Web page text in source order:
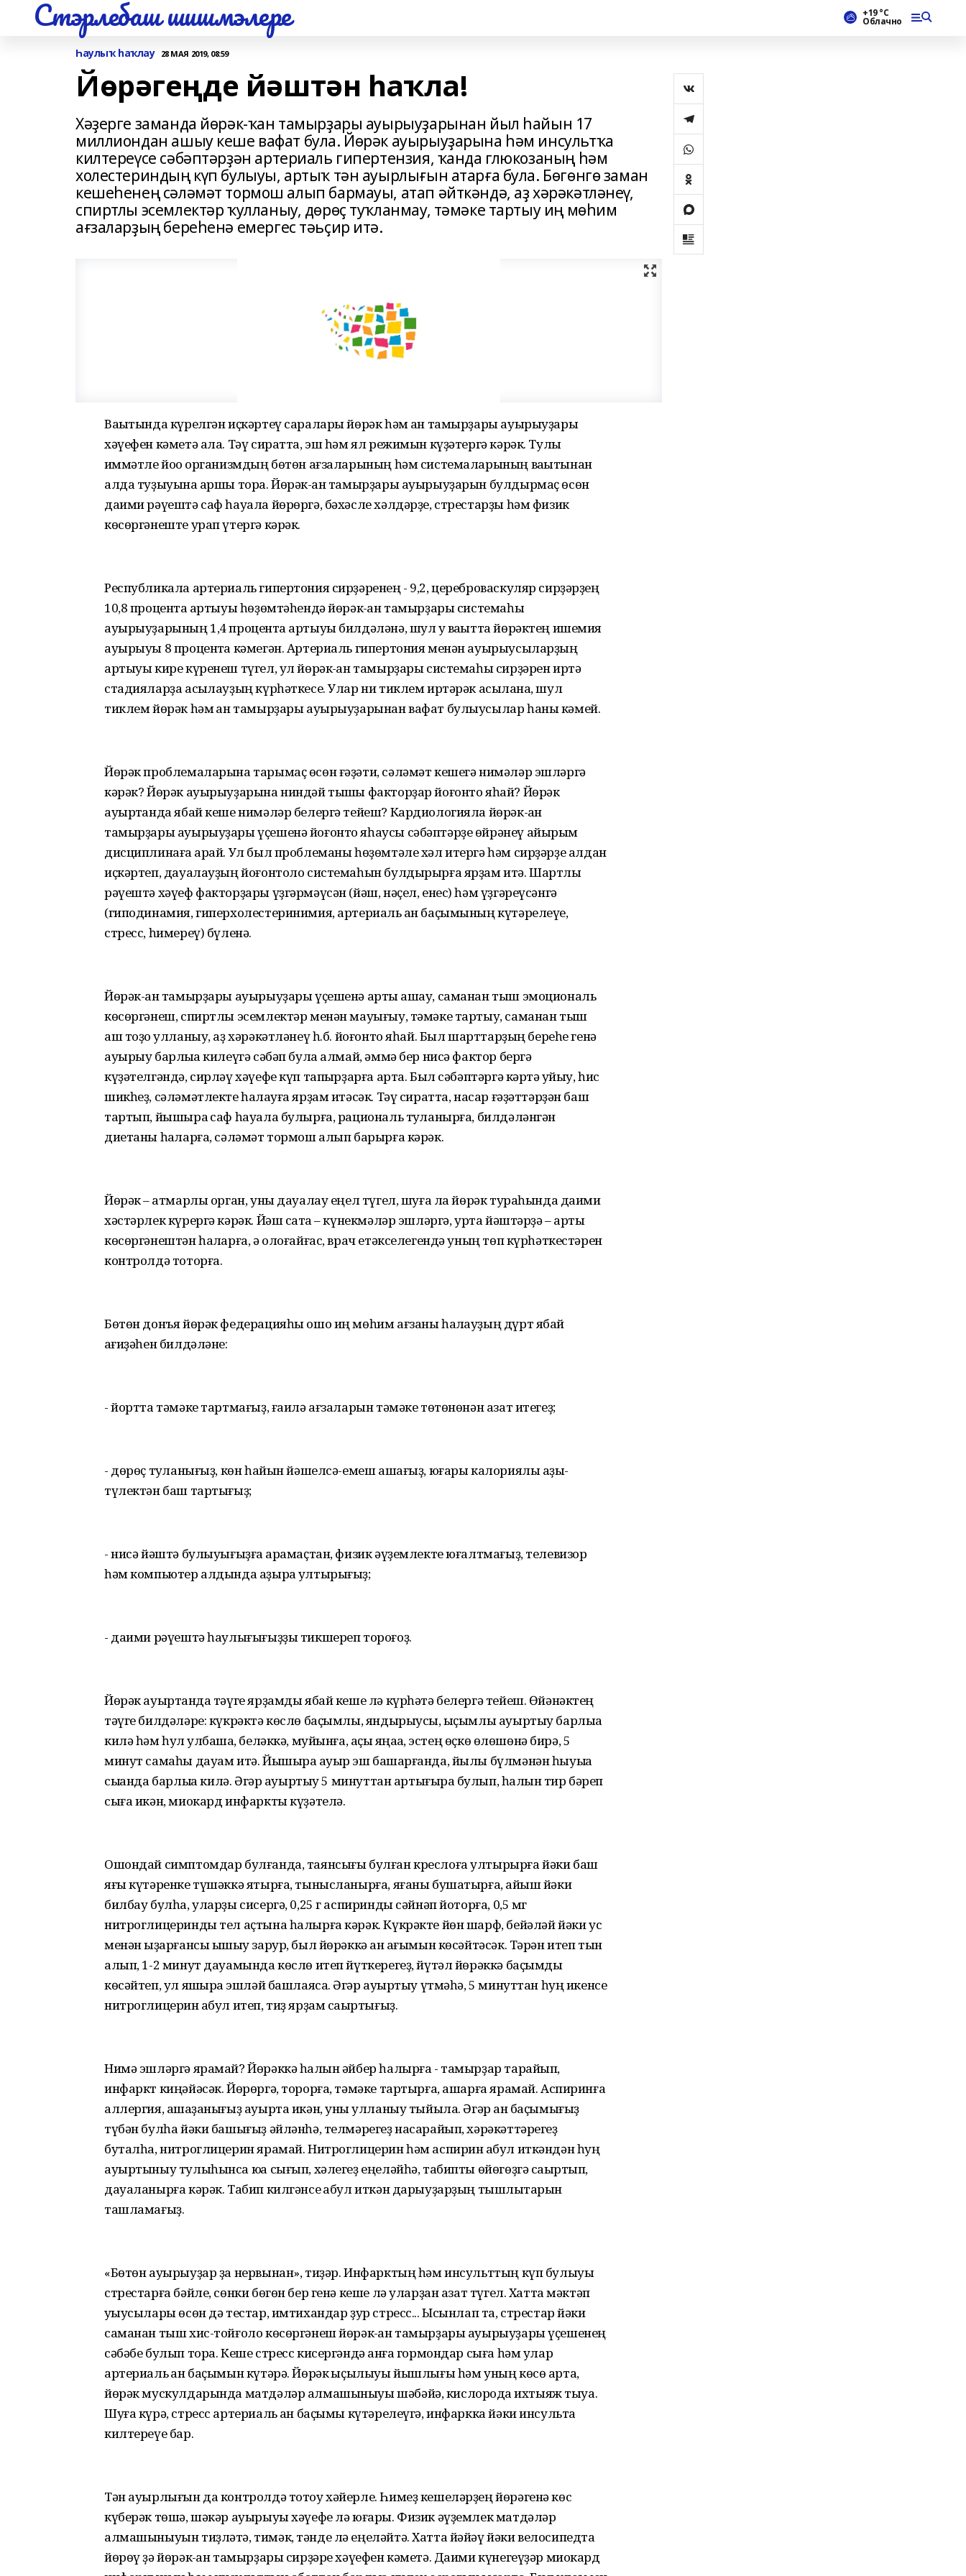
Стэрлебаш шишмэлере +19 °С
Облачно
Һаулыҡ һаҡлау 28 МАЯ 2019, 08:59
Йөрәгеңде йәштән һаҡла!
Хәҙерге заманда йөрәк-ҡан тамырҙары ауырыуҙарынан йыл һайын 17
миллиондан ашыу кеше вафат була. Йөрәк ауырыуҙарына һәм инсультҡа
килтереүсе сәбәптәрҙән артериаль гипертензия, ҡанда глюкозаның һәм
холестериндың күп булыуы, артыҡ тән ауырлығын атарға була. Бөгөнгө заман
кешеһенең сәләмәт тормош алып бармауы, атап әйткәндә, аҙ хәрәкәтләнеү,
спиртлы эсемлектәр ҡулланыу, дөрөҫ туҡланмау, тәмәке тартыу иң мөһим
ағзаларҙың береһенә емергес тәьҫир итә.
Ваҡытында күрелгән иҫкәртеү саралары йөрәк һәм ҡан тамырҙары ауырыуҙары
хәүефен кәметә ала. Тәү сиратта, эш һәм ял режимын күҙәтергә кәрәк. Тулы
ҡиммәтле йоҡо организмдың бөтөн ағзаларының һәм системаларының ваҡытынан
алда туҙыуына ҡаршы тора. Йөрәк-ҡан тамырҙары ауырыуҙарын булдырмаҫ өсөн
даими рәүештә саф һауала йөрөргә, бәхәсле хәлдәрҙе, стрестарҙы һәм физик
көсөргәнеште урап үтергә кәрәк.
Республикала артериаль гипертония сирҙәренең - 9,2, цереброваскуляр сирҙәрҙең
10,8 процентҡа артыуы һөҙөмтәһендә йөрәк-ҡан тамырҙары системаһы
ауырыуҙарының 1,4 процентҡа артыуы билдәләнә, шул уҡ ваҡытта йөрәктең ишемия
ауырыуы 8 процентҡа кәмегән. Артериаль гипертония менән ауырыусыларҙың
артыуы кире күренеш түгел, ул йөрәк-ҡан тамырҙары системаһы сирҙәрен иртә
стадияларҙа асыҡлауҙың күрһәткесе. Улар ни тиклем иртәрәк асыҡлана, шул
тиклем йөрәк һәм ҡан тамырҙары ауырыуҙарынан вафат булыусылар һаны кәмей.
Йөрәк проблемаларына тарымаҫ өсөн ғәҙәти, сәләмәт кешегә нимәләр эшләргә
кәрәк? Йөрәк ауырыуҙарына ниндәй тышҡы факторҙар йоғонто яһай? Йөрәк
ауыртҡанда ябай кеше нимәләр белергә тейеш? Кардиологияла йөрәк-ҡан
тамырҙары ауырыуҙары үҫешенә йоғонто яһаусы сәбәптәрҙе өйрәнеү айырым
дисциплинаға ҡарай. Ул был проблеманы һөҙөмтәле хәл итергә һәм сирҙәрҙе алдан
иҫкәртеп, дауалауҙың йоғонтоло системаһын булдырырға ярҙам итә. Шартлы
рәүештә хәүеф факторҙары үҙгәрмәүсән (йәш, нәҫел, енес) һәм үҙгәреүсәнгә
(гиподинамия, гиперхолестеринимия, артериаль ҡан баҫымының күтәрелеүе,
стресс, һимереү) бүленә.
Йөрәк-ҡан тамырҙары ауырыуҙары үҫешенә артыҡ ашау, саманан тыш эмоциональ
көсөргәнеш, спиртлы эсемлектәр менән мауығыу, тәмәке тартыу, саманан тыш
аш тоҙо ҡулланыу, аҙ хәрәкәтләнеү һ.б. йоғонто яһай. Был шарттарҙың береһе генә
ауырыу барлыҡҡа килеүгә сәбәп була алмай, әммә бер нисә фактор бергә
күҙәтелгәндә, сирләү хәүефе күп тапҡырҙарға арта. Был сәбәптәргә кәртә ҡуйыу, һис
шикһеҙ, сәләмәтлекте һаҡлауға ярҙам итәсәк. Тәү сиратта, насар ғәҙәттәрҙән баш
тартып, йышыраҡ саф һауала булырға, рациональ туҡланырға, билдәләнгән
диетаны һаҡларға, сәләмәт тормош алып барырға кәрәк.
Йөрәк – ҡатмарлы орган, уны дауалау еңел түгел, шуға ла йөрәк тураһында даими
хәстәрлек күрергә кәрәк. Йәш саҡта – күнекмәләр эшләргә, урта йәштәрҙә – артыҡ
көсөргәнештән һаҡларға, ә олоғайғас, врач етәкселегендә уның төп күрһәткестәрен
контролдә тоторға.
Бөтөн донъя йөрәк федерацияһы ошо иң мөһим ағзаны һаҡлауҙың дүрт ябай
ҡағиҙәһен билдәләне:
- йортта тәмәке тартмағыҙ, ғаилә ағзаларын тәмәке төтөнөнән азат итегеҙ;
- дөрөҫ туҡланығыҙ, көн һайын йәшелсә-емеш ашағыҙ, юғары калориялы аҙыҡ-
түлектән баш тартығыҙ;
- нисә йәштә булыуығыҙға ҡарамаҫтан, физик әүҙемлекте юғалтмағыҙ, телевизор
һәм компьютер алдында аҙыраҡ ултырығыҙ;
- даими рәүештә һаулығығыҙҙы тикшереп тороғоҙ.
Йөрәк ауыртҡанда тәүге ярҙамды ябай кеше лә күрһәтә белергә тейеш. Өйәнәктең
тәүге билдәләре: күкрәктә көслө баҫымлы, яндырыусы, ҡыҫымлы ауыртыу барлыҡҡа
килә һәм һул ҡулбашҡа, беләккә, муйынға, аҫҡы яңаҡҡа, эстең өҫкө өлөшөнә бирә, 5
минут самаһы дауам итә. Йышыраҡ ауыр эш башҡарғанда, йылы бүлмәнән һыуыҡҡа
сыҡҡанда барлыҡҡа килә. Әгәр ауыртыу 5 минуттан артығыраҡ булып, һалҡын тир бәреп
сыға икән, миокард инфаркты күҙәтелә.
Ошондай симптомдар булғанда, таянсығы булған креслоға ултырырға йәки баш
яғы күтәренке түшәккә ятырға, тынысланырға, яғаны бушатырға, ҡайыш йәки
билбау булһа, уларҙы сисергә, 0,25 г аспиринды сәйнәп йоторға, 0,5 мг
нитроглицеринды тел аҫтына һалырға кәрәк. Күкрәкте йөн шарф, бейәләй йәки ус
менән ҡыҙарғансы ышҡыу зарур, был йөрәккә ҡан ағымын көсәйтәсәк. Тәрән итеп тын
алып, 1-2 минут дауамында көслө итеп йүткерегеҙ, йүтәл йөрәккә баҫымды
көсәйтеп, ул яҡшыраҡ эшләй башлаясаҡ. Әгәр ауыртыу үтмәһә, 5 минуттан һуң икенсе
нитроглицерин ҡабул итеп, тиҙ ярҙам саҡыртығыҙ.
Нимә эшләргә ярамай? Йөрәккә һалҡын әйбер һалырға - тамырҙар тарайып,
инфаркт киңәйәсәк. Йөрөргә, торорға, тәмәке тартырға, ашарға ярамай. Аспиринға
аллергия, ашҡаҙанығыҙ ауырта икән, уны ҡулланыу тыйыла. Әгәр ҡан баҫымығыҙ
түбән булһа йәки башығыҙ әйләнһә, телмәрегеҙ насарайып, хәрәкәттәрегеҙ
буталһа, нитроглицерин ярамай. Нитроглицерин һәм аспирин ҡабул иткәндән һуң
ауыртыныу тулыһынса юҡҡа сығып, хәлегеҙ еңеләйһә, табипты өйөгөҙгә саҡыртып,
дауаланырға кәрәк. Табип килгәнсе ҡабул иткән дарыуҙарҙың тышлыҡтарын
ташламағыҙ.
«Бөтөн ауырыуҙар ҙа нервынан», тиҙәр. Инфарктың һәм инсульттың күп булыуы
стрестарға бәйле, сөнки бөгөн бер генә кеше лә уларҙан азат түгел. Хатта мәктәп
уҡыусылары өсөн дә тестар, имтихандар ҙур стресс... Ысынлап та, стрестар йәки
саманан тыш хис-тойғоло көсөргәнеш йөрәк-ҡан тамырҙары ауырыуҙары үҫешенең
сәбәбе булып тора. Кеше стресс кисергәндә ҡанға гормондар сыға һәм улар
артериаль ҡан баҫымын күтәрә. Йөрәк ҡыҫылыуы йышлығы һәм уның көсө арта,
йөрәк мускулдарында матдәләр алмашыныуы шәбәйә, кислородҡа ихтыяж тыуа.
Шуға күрә, стресс артериаль ҡан баҫымы күтәрелеүгә, инфаркка йәки инсультҡа
килтереүе бар.
Тән ауырлығын да контролдә тотоу хәйерле. Һимеҙ кешеләрҙең йөрәгенә көс
күберәк төшә, шәкәр ауырыуы хәүефе лә юғары. Физик әүҙемлек матдәләр
алмашыныуын тиҙләтә, тимәк, тәнде лә еңеләйтә. Хатта йәйәү йәки велосипедта
йөрөү ҙә йөрәк-ҡан тамырҙары сирҙәре хәүефен кәметә. Даими күнегеүҙәр миокард